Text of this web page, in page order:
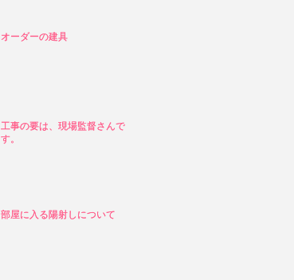
オーダーの建具
工事の要は、現場監督さんで
す。
部屋に入る陽射しについて
オーダーの建具
工事の要は、現場監督さんで
す。
部屋に入る陽射しについて